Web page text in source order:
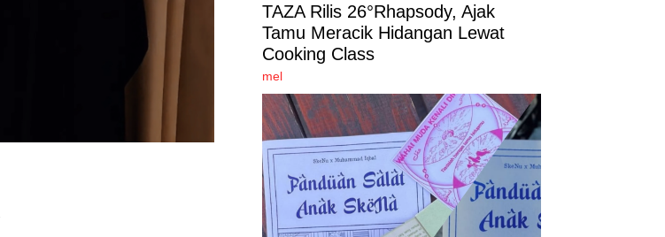
TAZA Rilis 26°Rhapsody, Ajak
Tamu Meracik Hidangan Lewat
Cooking Class
mel